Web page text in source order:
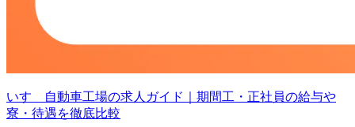
いすゞ自動車工場の求人ガイド｜期間工・正社員の給与や
寮・待遇を徹底比較